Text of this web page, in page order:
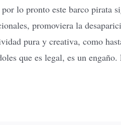
lo pronto este barco pirata
promoviera la
pura y creativa, como
que es legal, es un